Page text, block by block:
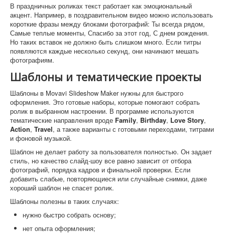
В праздничных роликах текст работает как эмоциональный
акцент. Например, в поздравительном видео можно использовать
короткие фразы между блоками фотографий: Ты всегда рядом,
Самые теплые моменты, Спасибо за этот год, С днем рождения.
Но таких вставок не должно быть слишком много. Если титры
появляются каждые несколько секунд, они начинают мешать
фотографиям.
Шаблоны и тематические проекты
Шаблоны в Movavi Slideshow Maker нужны для быстрого
оформления. Это готовые наборы, которые помогают собрать
ролик в выбранном настроении. В программе используются
тематические направления вроде Family, Birthday, Love Story,
Action, Travel, а также варианты с готовыми переходами, титрами
и фоновой музыкой.
Шаблон не делает работу за пользователя полностью. Он задает
стиль, но качество слайд-шоу все равно зависит от отбора
фотографий, порядка кадров и финальной проверки. Если
добавить слабые, повторяющиеся или случайные снимки, даже
хороший шаблон не спасет ролик.
Шаблоны полезны в таких случаях:
нужно быстро собрать основу;
нет опыта оформления;